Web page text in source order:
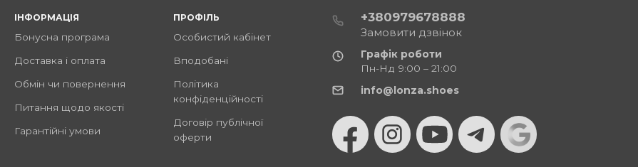
ІНФОРМАЦІЯ
Бонусна програма
Доставка і оплата
Обмін чи повернення
Питання щодо якості
Гарантійні умови
ПРОФІЛЬ
Особистий кабінет
Вподобані
Політика
конфіденційності
Договір публічної
оферти
+380979678888
Замовити дзвінок
Графік роботи
Пн-Нд 9:00 – 21:00
info@lonza.shoes